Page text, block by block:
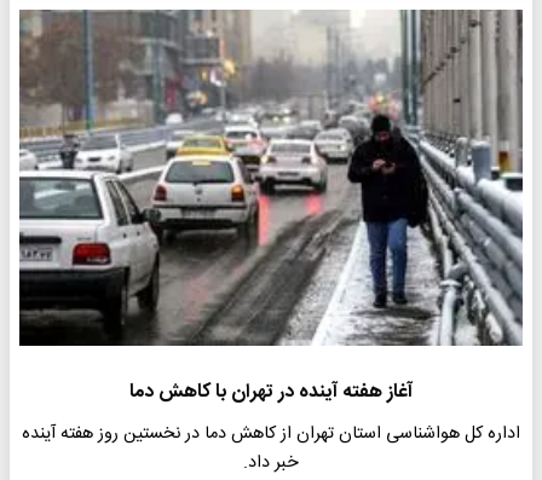
آغاز هفته آینده در تهران با کاهش دما
اداره کل هواشناسی استان تهران از کاهش دما در نخستین روز هفته آینده
خبر داد.